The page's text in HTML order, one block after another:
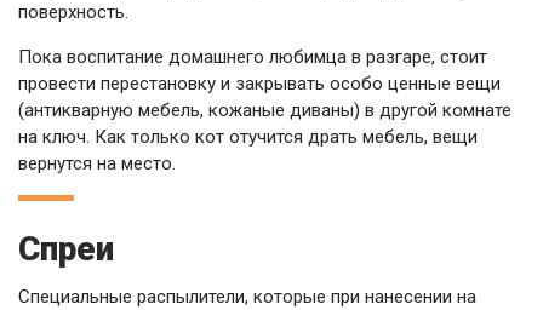
поверхность.
Пока воспитание домашнего любимца в разгаре, стоит
провести перестановку и закрывать особо ценные вещи
(антикварную мебель, кожаные диваны) в другой комнате
на ключ. Как только кот отучится драть мебель, вещи
вернутся на место.
Спреи
Специальные распылители, которые при нанесении на